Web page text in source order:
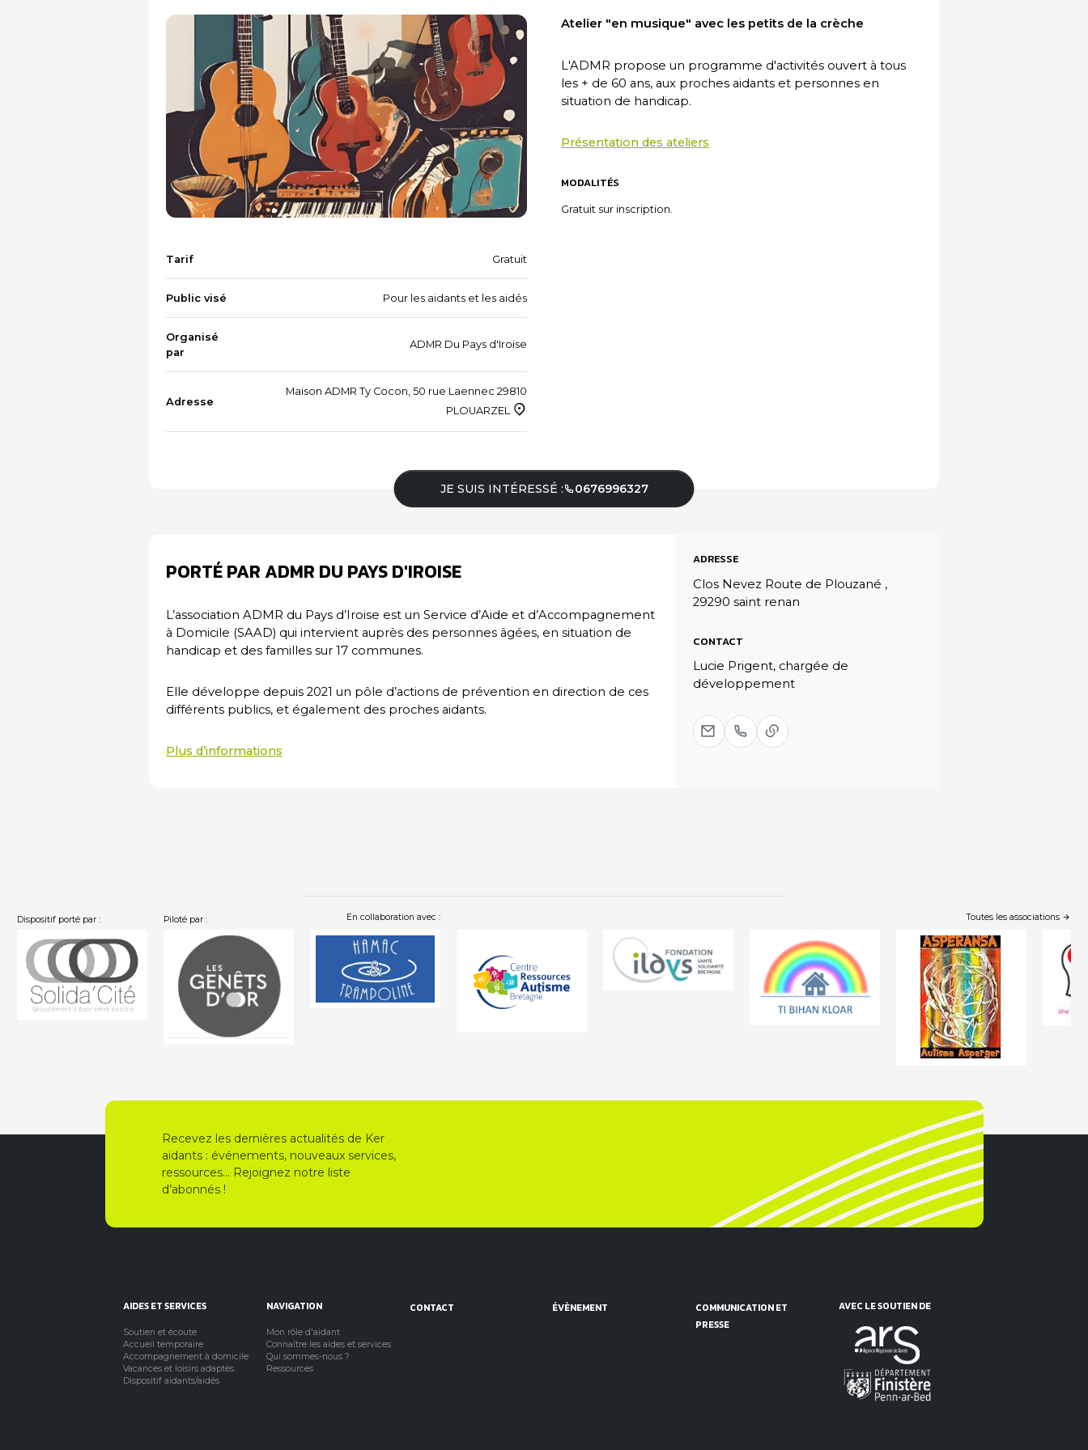
Tarif Gratuit
Public visé Pour les aidants et les aidés
Organisé
par
ADMR Du Pays d'Iroise
Adresse
Maison ADMR Ty Cocon, 50 rue Laennec 29810
PLOUARZEL
Atelier "en musique" avec les petits de la crèche
L'ADMR propose un programme d'activités ouvert à tous
les + de 60 ans, aux proches aidants et personnes en
situation de handicap.
Présentation des ateliers
MODALITÉS
Gratuit sur inscription.
JE SUIS INTÉRESSÉ : 0676996327
PORTÉ PAR ADMR DU PAYS D'IROISE
L’association ADMR du Pays d’Iroise est un Service d’Aide et d’Accompagnement
à Domicile (SAAD) qui intervient auprès des personnes âgées, en situation de
handicap et des familles sur 17 communes.
Elle développe depuis 2021 un pôle d’actions de prévention en direction de ces
différents publics, et également des proches aidants.
Plus d’informations
ADRESSE
Clos Nevez Route de Plouzané ,
29290 saint renan
CONTACT
Lucie Prigent, chargée de
développement
Dispositif porté par : Piloté par : En collaboration avec : Toutes les associations
Recevez les dernières actualités de Ker
aidants : événements, nouveaux services,
ressources… Rejoignez notre liste
d’abonnés !
AIDES ET SERVICES
Soutien et écoute
Accueil temporaire
Accompagnement à domicile
Vacances et loisirs adaptés
Dispositif aidants/aidés
NAVIGATION
Mon rôle d'aidant
Connaître les aides et services
Qui sommes-nous ?
Ressources
CONTACT ÉVÈNEMENT
COMMUNICATION ET
PRESSE
AVEC LE SOUTIEN DE